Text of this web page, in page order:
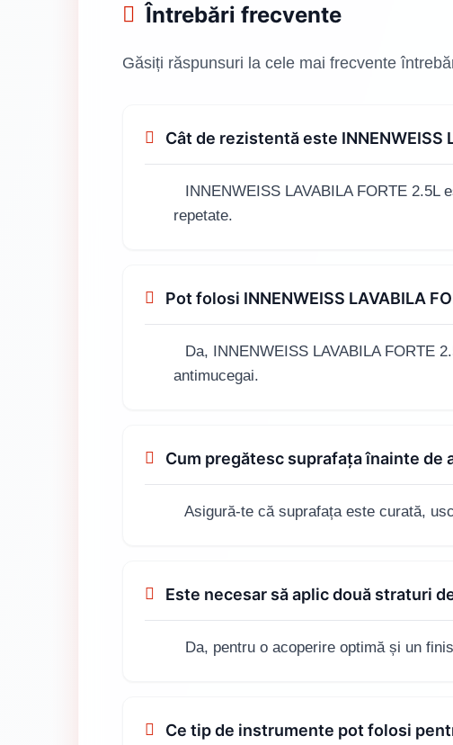
Întrebări frecvente
Găsiți răspunsuri la cele mai frecvente
Cât de rezistentă este INNENWEISS
INNENWEISS LAVABILA FORTE
repetate.
Pot folosi INNENWEISS LAVABILA
Da, INNENWEISS LAVABILA FORTE
antimucegai.
Cum pregătesc suprafața înainte de
Asigură-te că suprafața este curată,
Este necesar să aplic două straturi
Da, pentru o acoperire optimă și un
Ce tip de instrumente pot folosi